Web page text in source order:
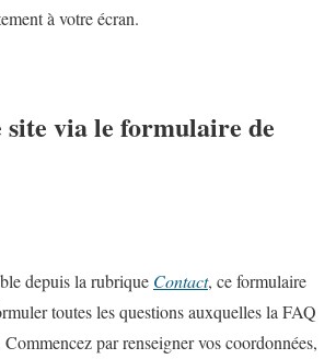
à votre écran.
site via le formulaire de
depuis la rubrique Contact, ce formulaire
toutes les questions auxquelles la FAQ
Commencez par renseigner vos coordonnées,